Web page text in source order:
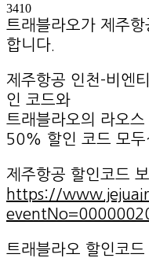
3410
트래블라오가 제주
합니다.
제주항공 인천-비엔
인 코드와
트래블라오의 라오
50% 할인 코드 모
제주항공 할인코드 보
https://
트래블라오 할인코드